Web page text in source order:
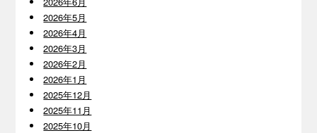
2026年5月
2026年4月
2026年3月
2026年2月
2026年1月
2025年12月
2025年11月
2025年10月